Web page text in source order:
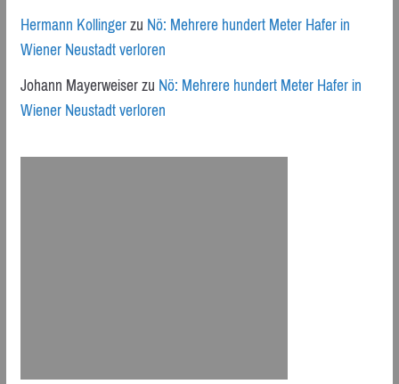
Hermann KollingerzuNö: Mehrere hundert Meter Hafer in
Wiener Neustadt verloren
Johann MayerweiserzuNö: Mehrere hundert Meter Hafer in
Wiener Neustadt verloren